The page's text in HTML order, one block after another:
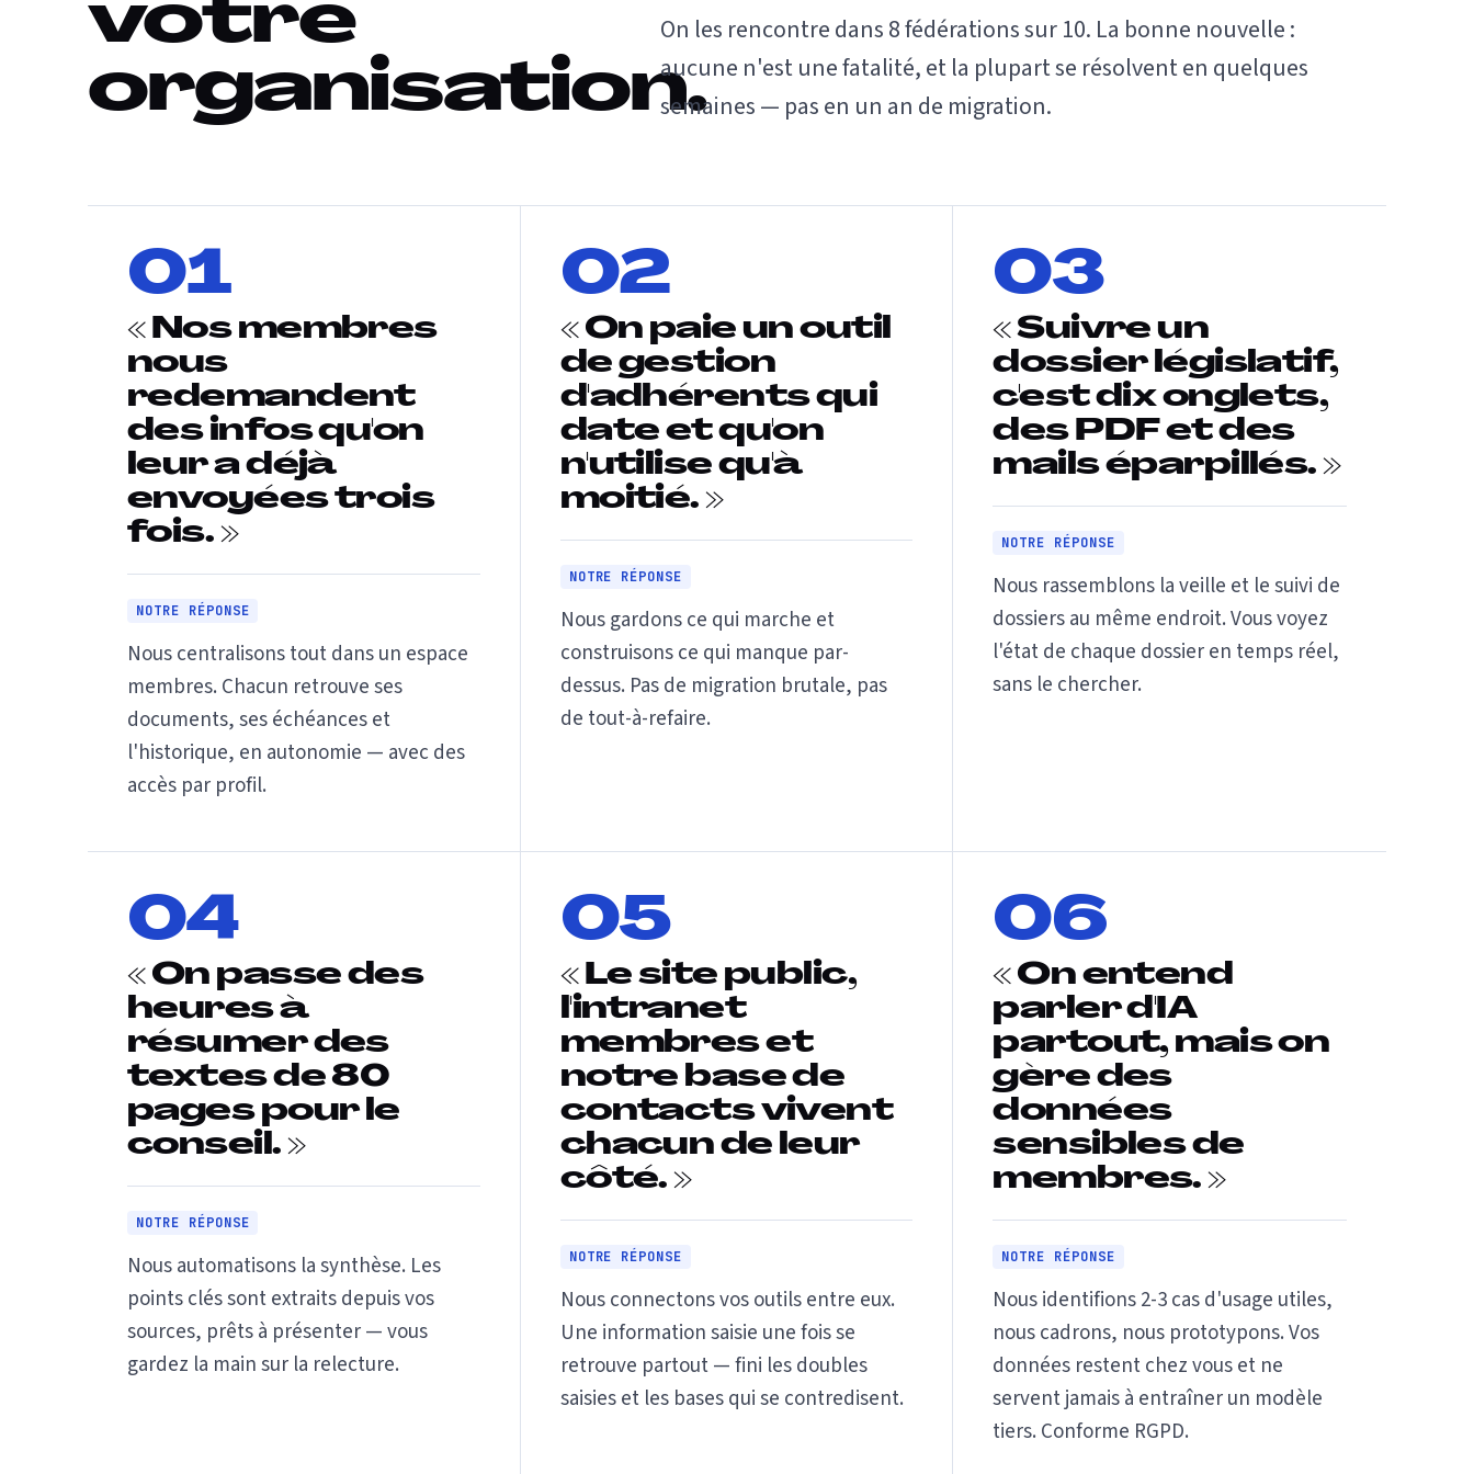
votre
organisation.
On les rencontre dans 8 fédérations sur 10. La bonne nouvelle :
aucune n'est une fatalité, et la plupart se résolvent en quelques
semaines — pas en un an de migration.
01
« Nos membres
nous
redemandent
des infos qu'on
leur a déjà
envoyées trois
fois. »
NOTRE RÉPONSE
Nous centralisons tout dans un espace
membres. Chacun retrouve ses
documents, ses échéances et
l'historique, en autonomie — avec des
accès par profil.
02
« On paie un outil
de gestion
d'adhérents qui
date et qu'on
n'utilise qu'à
moitié. »
NOTRE RÉPONSE
Nous gardons ce qui marche et
construisons ce qui manque par-
dessus. Pas de migration brutale, pas
de tout-à-refaire.
03
« Suivre un
dossier législatif,
c'est dix onglets,
des PDF et des
mails éparpillés. »
NOTRE RÉPONSE
Nous rassemblons la veille et le suivi de
dossiers au même endroit. Vous voyez
l'état de chaque dossier en temps réel,
sans le chercher.
04
« On passe des
heures à
résumer des
textes de 80
pages pour le
conseil. »
NOTRE RÉPONSE
Nous automatisons la synthèse. Les
points clés sont extraits depuis vos
sources, prêts à présenter — vous
gardez la main sur la relecture.
05
« Le site public,
l'intranet
membres et
notre base de
contacts vivent
chacun de leur
côté. »
NOTRE RÉPONSE
Nous connectons vos outils entre eux.
Une information saisie une fois se
retrouve partout — fini les doubles
saisies et les bases qui se contredisent.
06
« On entend
parler d'IA
partout, mais on
gère des
données
sensibles de
membres. »
NOTRE RÉPONSE
Nous identifions 2-3 cas d'usage utiles,
nous cadrons, nous prototypons. Vos
données restent chez vous et ne
servent jamais à entraîner un modèle
tiers. Conforme RGPD.